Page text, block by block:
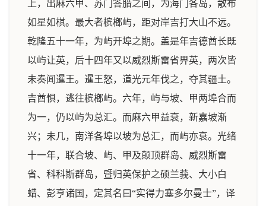
上，出麻六甲、苏门答腊之间，为海门各岛，散布
如星如棋。最大者槟榔屿，距对岸吉打大山不远。
乾隆五十一年，为屿开埠之期。盖是年吉德酋长既
以屿让英，后十四年又以威烈斯雷省畀英，两次皆
未奏闻暹王。暹王怒，道光元年伐之，夺其疆土。
吉酋惧，逃往槟榔屿。六年，屿与坡、甲两埠合而
为一，仍以屿为总汇。而麻六甲益衰，新嘉坡渐
兴；未几，南洋各埠以坡为总汇，而屿亦衰。光绪
十一年，联合坡、屿、甲及颠顶群岛、威烈斯雷
省、科科斯群岛，暨归英保护之硕兰莪、大小白
蜡、彭亨诸国，定其名曰“实得力塞多尔曼士”，译